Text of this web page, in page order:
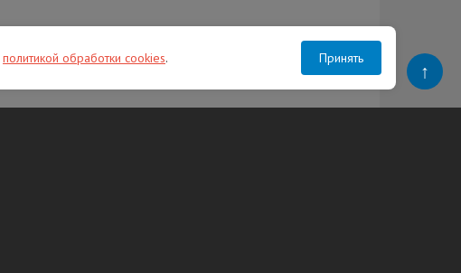
политикой обработки cookies. Принять
↑